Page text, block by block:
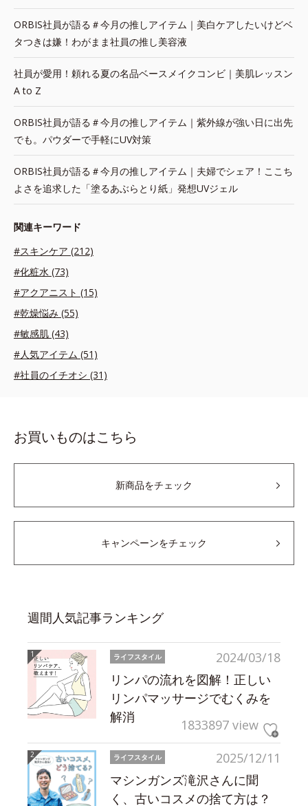
ORBIS社員が語る＃今月の推しアイテム｜美白ケアしたいけどベ
タつきは嫌！わがまま社員の推し美容液
社員が愛用！頼れる夏の名品ベースメイクコンビ｜美肌レッスン
A to Z
ORBIS社員が語る＃今月の推しアイテム｜紫外線が強い日に出先
でも。パウダーで手軽にUV対策
ORBIS社員が語る＃今月の推しアイテム｜夫婦でシェア！ここち
よさを追求した「塗るあぶらとり紙」発想UVジェル
関連キーワード
#スキンケア (212)
#化粧水 (73)
#アクアニスト (15)
#乾燥悩み (55)
#敏感肌 (43)
#人気アイテム (51)
#社員のイチオシ (31)
お買いものはこちら
新商品をチェック
キャンペーンをチェック
週間人気記事ランキング
2024/03/18
ライフスタイル
リンパの流れを図解！正しい
リンパマッサージでむくみを
解消
1833897 view
2025/12/11
ライフスタイル
マシンガンズ滝沢さんに聞
く、古いコスメの捨て方は？